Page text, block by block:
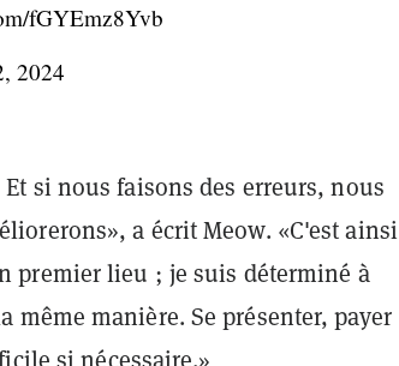
fGYEmz8Yvb
2024
si nous faisons des erreurs, nous
a écrit Meow. «C'est ainsi
premier lieu ; je suis déterminé à
même manière. Se présenter, payer
si nécessaire.»